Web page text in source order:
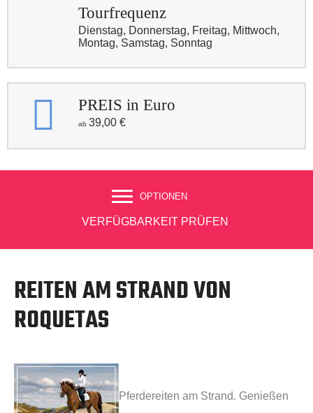
Tourfrequenz
Dienstag, Donnerstag, Freitag, Mittwoch,
Montag, Samstag, Sonntag
PREIS in Euro
39,00 €
OPTIONEN
VERFÜGBARKEIT PRÜFEN
REITEN AM STRAND VON
ROQUETAS
Pferdereiten am Strand. Genießen